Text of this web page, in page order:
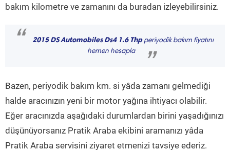
bakım kilometre ve zamanını da buradan izleyebilirsiniz.
“ 2015 DS Automobiles Ds4 1.6 Thpperiyodik bakım fiyatını
hemen hesapla
”
Bazen, periyodik bakım km. si yâda zamanı gelmediği
halde aracınızın yeni bir motor yağına ihtiyacı olabilir.
Eğer aracınızda aşağıdaki durumlardan birini yaşadığınızı
düşünüyorsanız Pratik Araba ekibini aramanızı yâda
Pratik Araba servisini ziyaret etmenizi tavsiye ederiz.